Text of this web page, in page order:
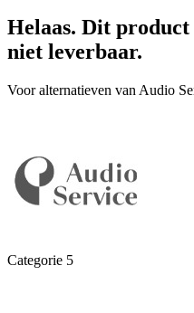
Helaas. Dit
niet leverbaar.
Voor alternatieven van Audio
Categorie 5